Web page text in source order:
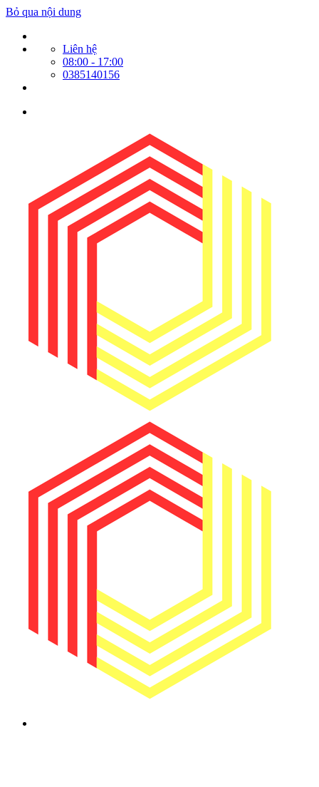
Bỏ qua nội dung
Liên hệ
08:00 - 17:00
0385140156